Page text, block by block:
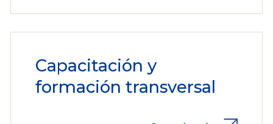
Capacitación y
formación transversal